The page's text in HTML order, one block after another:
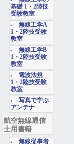
基礎 1・2陸技
受験教室
無線工学A
1・2陸技受験
教室
無線工学B
1・2陸技受験
教室
電波法規
1・2陸技受験
教室
写真で学ぶ
アンテナ
航空無線通信
士用書籍
無線従事者